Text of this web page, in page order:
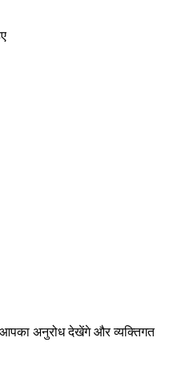
अनुरोध देखेंगे और व्यक्तिगत